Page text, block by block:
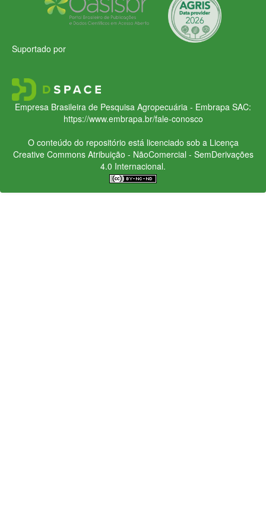
Suportado por
Empresa Brasileira de Pesquisa Agropecuária - Embrapa SAC:
https://www.embrapa.br/fale-conosco
O conteúdo do repositório está licenciado sob a Licença
Creative CommonsAtribuição - NãoComercial - SemDerivações
4.0 Internacional.